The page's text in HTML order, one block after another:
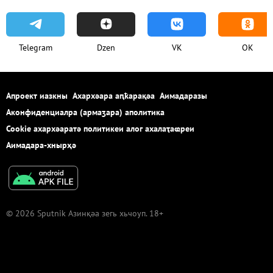
Telegram Dzen VK OK
Апроект иазкны Ахархәара аԥҟарақәа Аимадаразы
Аконфиденциалра (армаӡара) аполитика
Cookie ахархәаратә политикеи алог ахалаҭаҩреи
Аимадара-хнырҳә
© 2026 Sputnik Азинқәа зегь хьчоуп. 18+